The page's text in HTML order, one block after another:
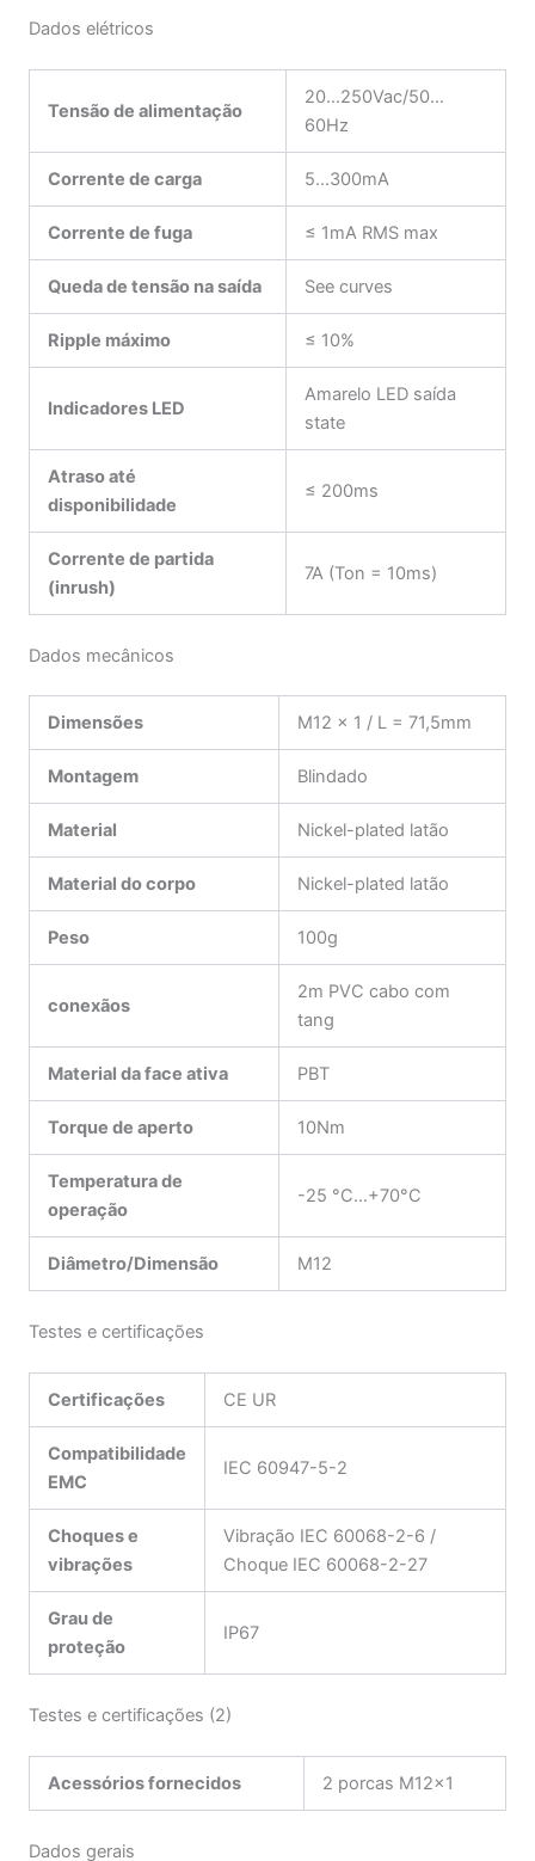
Dados elétricos
Tensão de alimentação
20…250Vac/50…
60Hz
Corrente de carga 5…300mA
Corrente de fuga ≤ 1mA RMS max
Queda de tensão na saída See curves
Ripple máximo ≤ 10%
Indicadores LED
Amarelo LED saída
state
Atraso até
disponibilidade
≤ 200ms
Corrente de partida
(inrush)
7A (Ton = 10ms)
Dados mecânicos
Dimensões M12 x 1 / L = 71,5mm
Montagem Blindado
Material Nickel-plated latão
Material do corpo Nickel-plated latão
Peso 100g
conexãos
2m PVC cabo com
tang
Material da face ativa PBT
Torque de aperto 10Nm
Temperatura de
operação
-25 °C…+70°C
Diâmetro/Dimensão M12
Testes e certificações
Certificações CE UR
Compatibilidade
EMC
IEC 60947-5-2
Choques e
vibrações
Vibração IEC 60068-2-6 /
Choque IEC 60068-2-27
Grau de
proteção
IP67
Testes e certificações (2)
Acessórios fornecidos 2 porcas M12x1
Dados gerais